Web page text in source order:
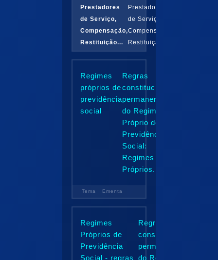
Prestadores
de Serviço,
Compensação,
Restituição...
Prestadores
de Serviço,
Compensação,
Restituição...
Regimes
próprios de
previdência
social
Regras
constitucionais
permanentes
do Regime
Próprio de
Previdência
Social:
Regimes
Próprios...
Tema Ementa
Regimes
Próprios de
Previdência
Social - regras
Regras
constitucionais
permanentes
do Regime